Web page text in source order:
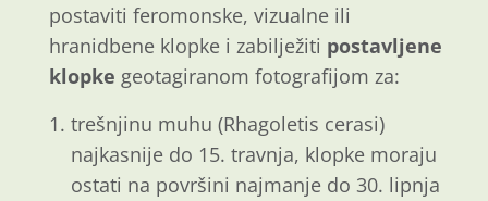
postaviti feromonske, vizualne ili
hranidbene klopke i zabilježiti postavljene
klopke geotagiranom fotografijom za:
trešnjinu muhu (Rhagoletis cerasi)
najkasnije do 15. travnja, klopke moraju
ostati na površini najmanje do 30. lipnja